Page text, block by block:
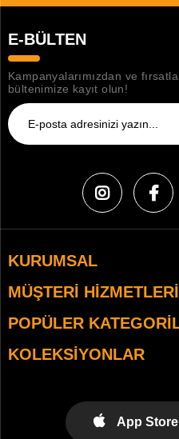
E-BÜLTEN
Kampanyalarımızdan ve
bültenimize kayıt olun!
KURUMSAL
MÜŞTERI HIZMETLERI
POPÜLER
KOLEKSIYONLAR
App